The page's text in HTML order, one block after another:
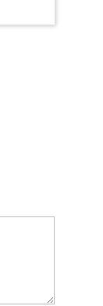
Accounts